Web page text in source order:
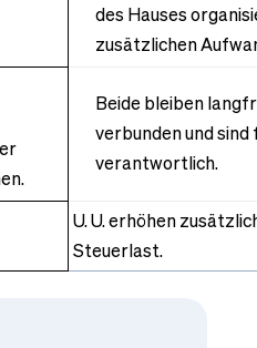
des Hauses
zusätzlichen
Beide bleiben
verbunden und
verantwortlich.
U. U. erhöhen
Steuerlast.